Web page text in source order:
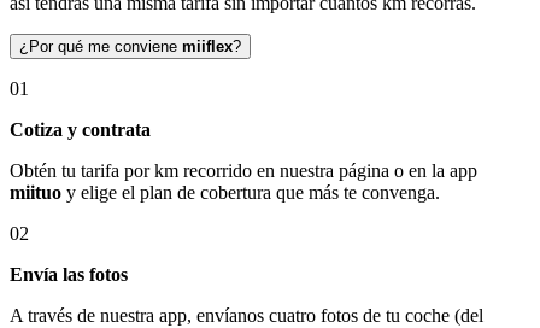
¿Por qué me conviene miiflex?
01
Cotiza y contrata
Obtén tu tarifa por km recorrido en nuestra página o en la app
miituo y elige el plan de cobertura que más te convenga.
02
Envía las fotos
A través de nuestra app, envíanos cuatro fotos de tu coche (del